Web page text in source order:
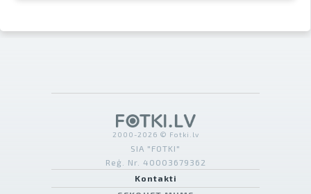
2000-2026 © Fotki.lv
SIA "FOTKI"
Reģ. Nr. 40003679362
Kontakti